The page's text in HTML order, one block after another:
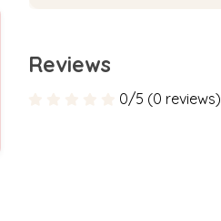
Reviews
0/5 (0 reviews)